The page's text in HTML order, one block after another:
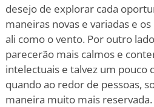
desejo de explorar cada
maneiras novas e variadas e
ali como o vento. Por outro
parecerão mais calmos e
intelectuais e talvez um pouco
quando ao redor de pessoas,
maneira muito mais reservada.